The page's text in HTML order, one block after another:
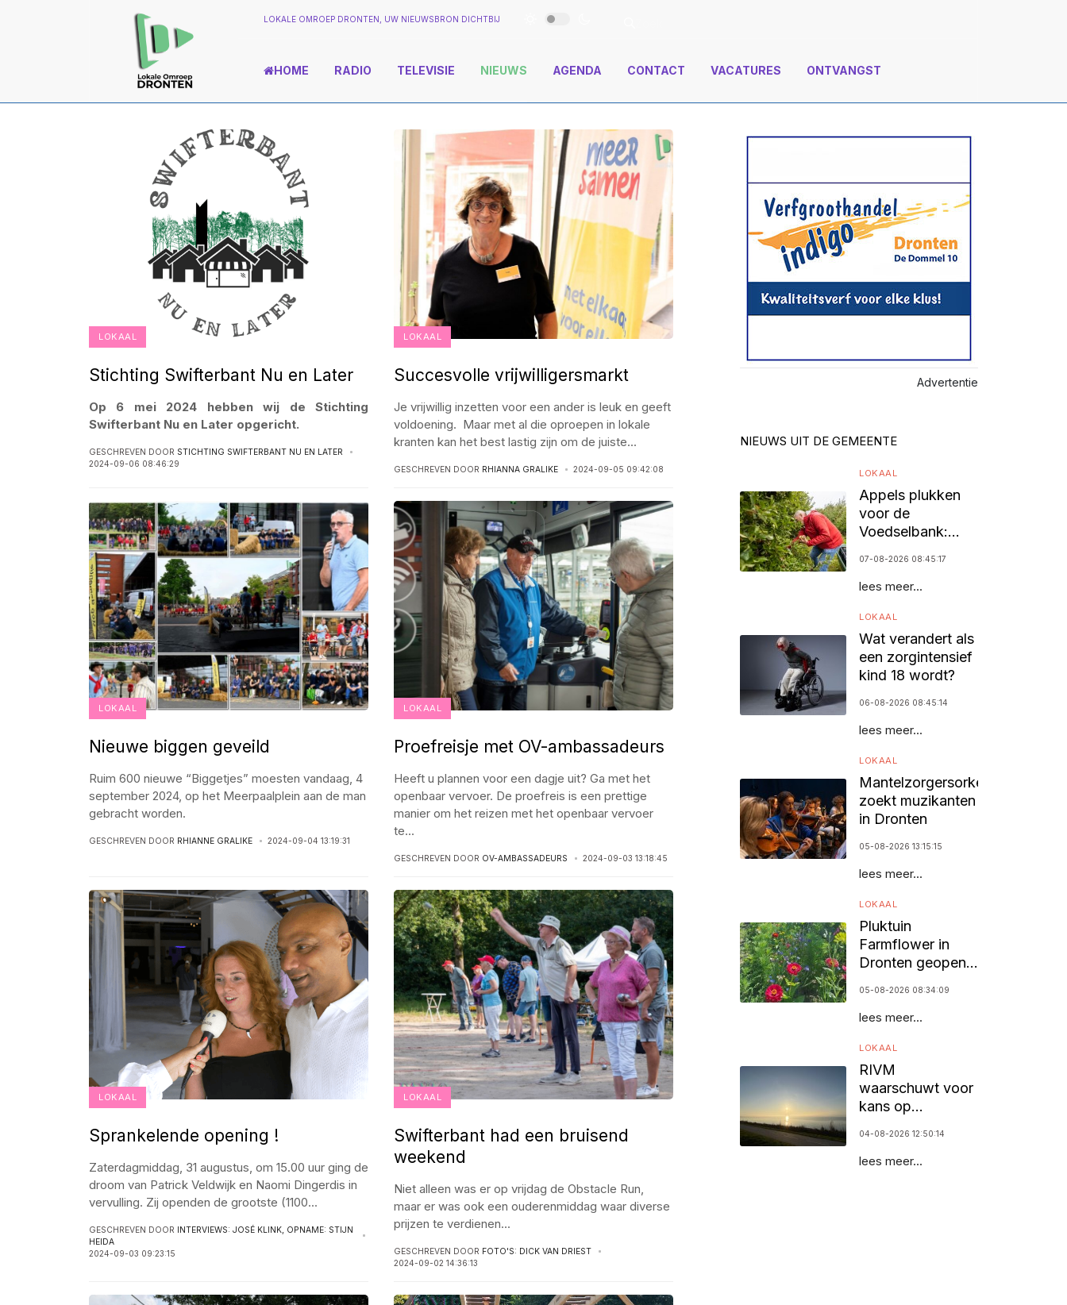
LOKALE OMROEP DRONTEN, UW NIEUWSBRON DICHTBIJ
HOME RADIO TELEVISIE NIEUWS AGENDA CONTACT VACATURES ONTVANGST
LOKAAL
Stichting Swifterbant Nu en Later
Op 6 mei 2024 hebben wij de Stichting
Swifterbant Nu en Later opgericht.
GESCHREVEN DOOR STICHTING SWIFTERBANT NU EN LATER
2024-09-06 08:46:29
LOKAAL
Succesvolle vrijwilligersmarkt
Je vrijwillig inzetten voor een ander is leuk en geeft
voldoening. Maar met al die oproepen in lokale
kranten kan het best lastig zijn om de juiste...
GESCHREVEN DOOR RHIANNA GRALIKE 2024-09-05 09:42:08
LOKAAL
Nieuwe biggen geveild
Ruim 600 nieuwe “Biggetjes” moesten vandaag, 4
september 2024, op het Meerpaalplein aan de man
gebracht worden.
GESCHREVEN DOOR RHIANNE GRALIKE 2024-09-04 13:19:31
LOKAAL
Proefreisje met OV-ambassadeurs
Heeft u plannen voor een dagje uit? Ga met het
openbaar vervoer. De proefreis is een prettige
manier om het reizen met het openbaar vervoer
te...
GESCHREVEN DOOR OV-AMBASSADEURS 2024-09-03 13:18:45
LOKAAL
Sprankelende opening !
Zaterdagmiddag, 31 augustus, om 15.00 uur ging de
droom van Patrick Veldwijk en Naomi Dingerdis in
vervulling. Zij openden de grootste (1100...
GESCHREVEN DOOR INTERVIEWS: JOSÉ KLINK, OPNAME: STIJN
HEIDA
2024-09-03 09:23:15
LOKAAL
Swifterbant had een bruisend
weekend
Niet alleen was er op vrijdag de Obstacle Run,
maar er was ook een ouderenmiddag waar diverse
prijzen te verdienen...
GESCHREVEN DOOR FOTO'S: DICK VAN DRIEST
2024-09-02 14:36:13
Advertentie
NIEUWS UIT DE GEMEENTE
LOKAAL
Appels plukken
voor de
Voedselbank:
07-08-2026 08:45:17
lees meer...
LOKAAL
Wat verandert als
een zorgintensief
kind 18 wordt?
06-08-2026 08:45:14
lees meer...
LOKAAL
Mantelzorgersorkest
zoekt muzikanten
in Dronten
05-08-2026 13:15:15
lees meer...
LOKAAL
Pluktuin
Farmflower in
Dronten geopend
05-08-2026 08:34:09
lees meer...
LOKAAL
RIVM
waarschuwt voor
kans op
04-08-2026 12:50:14
lees meer...